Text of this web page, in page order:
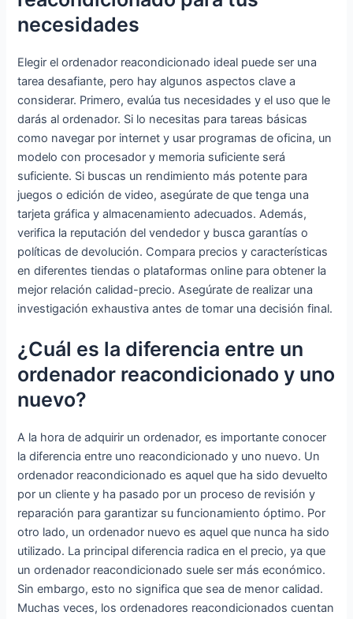
necesidades
Elegir el ordenador reacondicionado ideal puede ser una
tarea desafiante, pero hay algunos aspectos clave a
considerar. Primero, evalúa tus necesidades y el uso que le
darás al ordenador. Si lo necesitas para tareas básicas
como navegar por internet y usar programas de oficina, un
modelo con procesador y memoria suficiente será
suficiente. Si buscas un rendimiento más potente para
juegos o edición de video, asegúrate de que tenga una
tarjeta gráfica y almacenamiento adecuados. Además,
verifica la reputación del vendedor y busca garantías o
políticas de devolución. Compara precios y características
en diferentes tiendas o plataformas online para obtener la
mejor relación calidad-precio. Asegúrate de realizar una
investigación exhaustiva antes de tomar una decisión final.
¿Cuál es la diferencia entre un
ordenador reacondicionado y uno
nuevo?
A la hora de adquirir un ordenador, es importante conocer
la diferencia entre uno reacondicionado y uno nuevo. Un
ordenador reacondicionado es aquel que ha sido devuelto
por un cliente y ha pasado por un proceso de revisión y
reparación para garantizar su funcionamiento óptimo. Por
otro lado, un ordenador nuevo es aquel que nunca ha sido
utilizado. La principal diferencia radica en el precio, ya que
un ordenador reacondicionado suele ser más económico.
Sin embargo, esto no significa que sea de menor calidad.
Muchas veces, los ordenadores reacondicionados cuentan